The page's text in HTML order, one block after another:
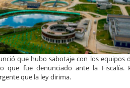
que hubo sabotaje con los equipos
que fue denunciado ante la Fiscalía.
que la ley dirima.